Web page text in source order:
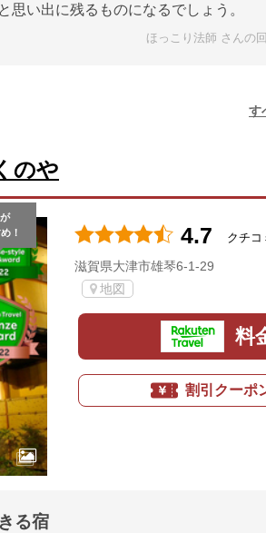
思い出に残るものになるでしょう。
ほっこり法師 さんの
す
のや
が
！
4.7 クチコ
滋賀県大津市雄琴6-1-29
地図
料
割引クーポ
る宿